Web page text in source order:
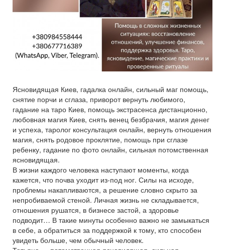
Ясновидящая Киев, гадалка онлайн, сильный маг помощь,
снятие порчи и сглаза, приворот вернуть любимого,
гадание на таро Киев, помощь экстрасенса дистанционно,
любовная магия Киев, снять венец безбрачия, магия денег
и успеха, таролог консультация онлайн, вернуть отношения
магия, снять родовое проклятие, помощь при сглазе
ребенку, гадание по фото онлайн, сильная потомственная
ясновидящая.
В жизни каждого человека наступают моменты, когда
кажется, что почва уходит из-под ног. Силы на исходе,
проблемы накапливаются, а решение словно скрыто за
непробиваемой стеной. Личная жизнь не складывается,
отношения рушатся, в бизнесе застой, а здоровье
подводит… В такие минуты особенно важно не замыкаться
в себе, а обратиться за поддержкой к тому, кто способен
увидеть больше, чем обычный человек.